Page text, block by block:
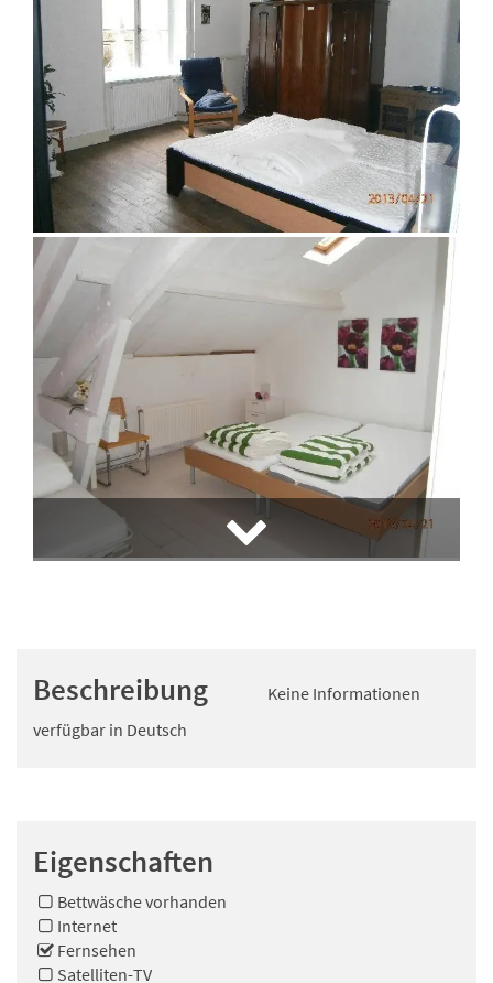
Beschreibung
Keine Informationen
verfügbar in Deutsch
Eigenschaften
Bettwäsche vorhanden
Internet
Fernsehen
Satelliten-TV